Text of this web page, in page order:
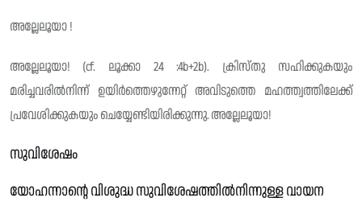
അല്ലേലൂയാ !
അല്ലേലൂയാ! (cf. ലൂക്കാ 24 :4b+2b). ക്രിസ്‌തു സഹിക്കുകയും
മരിച്ചവരിൽനിന്ന് ഉയിർത്തെഴുന്നേറ്റ് അവിടുത്തെ മഹത്ത്വത്തിലേക്ക്
പ്രവേശിക്കുകയും ചെയ്യേണ്ടിയിരിക്കുന്നു. അല്ലേലൂയാ!
സുവിശേഷം
യോഹന്നാൻ്റെ വിശുദ്ധ സുവിശേഷത്തിൽനിന്നുള്ള വായന